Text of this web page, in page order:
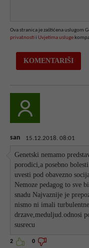
Ova stranica je zaštićena uslugom
privatnosti i Uvjetima usluge
san 15.12.2018. 08:01
Genetski nemamo
porodici,a posebno
uvesti pod obavezno
Nemoze pedagog to sve
snadu Najvaznije je
nismo ni imali
drzave,meduljud.odnosi
susrecu
2 0